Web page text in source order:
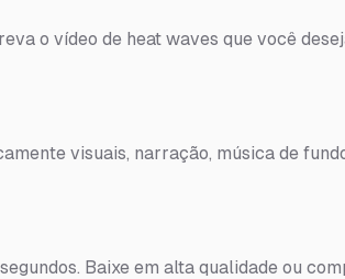
o vídeo de heat waves que você
visuais, narração, música de
Baixe em alta qualidade ou